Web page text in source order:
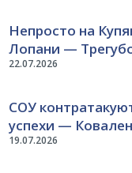
22.07.2026
Непросто на
Лопани —
19.07.2026
СОУ
успехи —